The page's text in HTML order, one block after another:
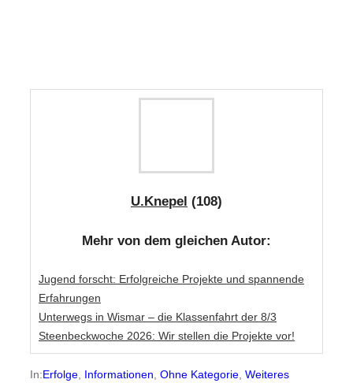
U.Knepel (108)
Mehr von dem gleichen Autor:
Jugend forscht: Erfolgreiche Projekte und spannende
Erfahrungen
Unterwegs in Wismar – die Klassenfahrt der 8/3
Steenbeckwoche 2026: Wir stellen die Projekte vor!
In:Erfolge Informationen Ohne Kategorie Weiteres